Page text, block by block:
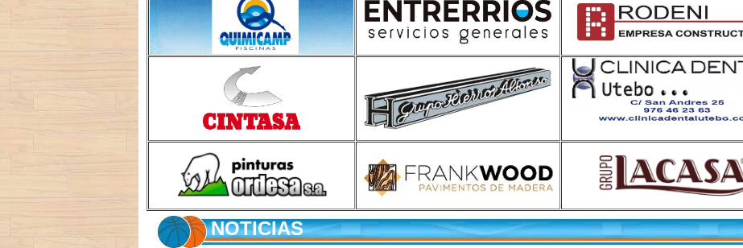
NOTICIAS